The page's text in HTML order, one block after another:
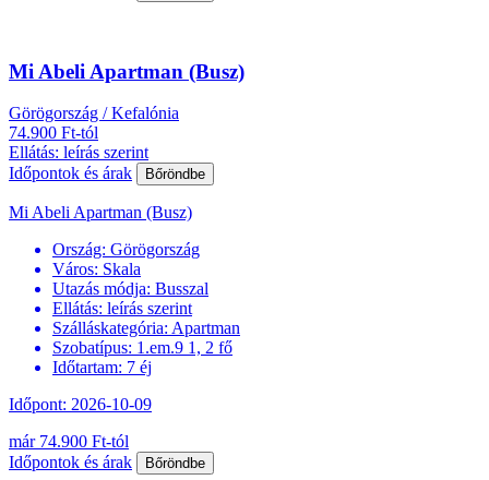
Mi Abeli Apartman (Busz)
Görögország / Kefalónia
74.900 Ft-tól
Ellátás: leírás szerint
Időpontok és árak
Bőröndbe
Mi Abeli Apartman (Busz)
Ország: Görögország
Város: Skala
Utazás módja: Busszal
Ellátás: leírás szerint
Szálláskategória: Apartman
Szobatípus: 1.em.9 1, 2 fő
Időtartam: 7 éj
Időpont: 2026-10-09
már 74.900 Ft-tól
Időpontok és árak
Bőröndbe